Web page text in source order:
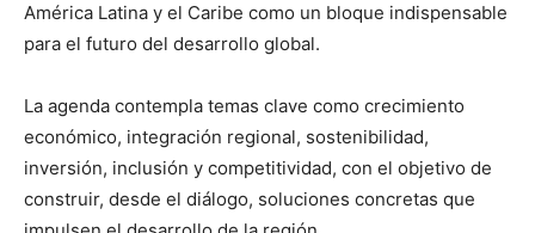
América Latina y el Caribe como un bloque indispensable
para el futuro del desarrollo global.
La agenda contempla temas clave como crecimiento
económico, integración regional, sostenibilidad,
inversión, inclusión y competitividad, con el objetivo de
construir, desde el diálogo, soluciones concretas que